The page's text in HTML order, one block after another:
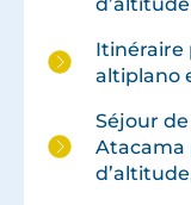
Itinéraire
altiplano
Séjour
Atacama